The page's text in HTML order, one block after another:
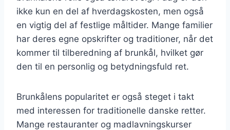
ikke kun en del af hverdagskosten, men også
en vigtig del af festlige måltider. Mange familier
har deres egne opskrifter og traditioner, når det
kommer til tilberedning af brunkål, hvilket gør
den til en personlig og betydningsfuld ret.
Brunkålens popularitet er også steget i takt
med interessen for traditionelle danske retter.
Mange restauranter og madlavningskurser